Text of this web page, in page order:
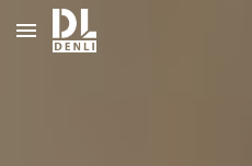
Skip to main content